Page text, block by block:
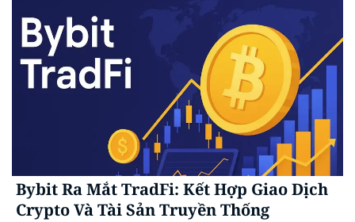
Bybit Ra Mắt TradFi: Kết Hợp Giao Dịch
Crypto Và Tài Sản Truyền Thống